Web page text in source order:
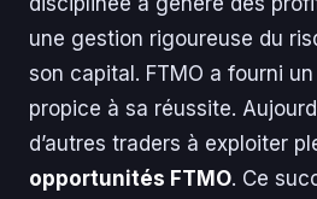
une gestion rigoureuse du
son capital. FTMO a fourni
propice à sa réussite.
d’autres traders à exploiter
opportunités FTMO. Ce